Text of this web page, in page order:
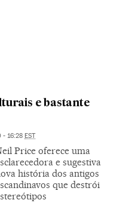
e bastante
- 16:28 EST
Price oferece uma
e sugestiva
história dos antigos
que destrói